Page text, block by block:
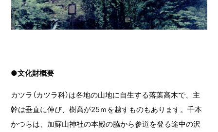
●文化財概要
カツラ（カツラ科）は各地の山地に自生する落葉高木で、主
幹は垂直に伸び、樹高が25ｍを越すものもあります。千本
かつらは、加蘇山神社の本殿の脇から参道を登る途中の沢